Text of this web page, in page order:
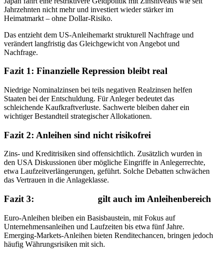
Jahrzehnten nicht mehr und investiert wieder stärker im
Heimatmarkt – ohne Dollar-Risiko.
Das entzieht dem US-Anleihemarkt strukturell Nachfrage und
verändert langfristig das Gleichgewicht von Angebot und
Nachfrage.
Fazit 1: Finanzielle Repression bleibt real
Niedrige Nominalzinsen bei teils negativen Realzinsen helfen
Staaten bei der Entschuldung. Für Anleger bedeutet das
schleichende Kaufkraftverluste. Sachwerte bleiben daher ein
wichtiger Bestandteil strategischer Allokationen.
Fazit 2: Anleihen sind nicht risikofrei
Zins- und Kreditrisiken sind offensichtlich. Zusätzlich wurden in
den USA Diskussionen über mögliche Eingriffe in Anlegerrechte,
etwa Laufzeitverlängerungen, geführt. Solche Debatten schwächen
das Vertrauen in die Anlageklasse.
Fazit 3: gilt auch im Anleihenbereich
Euro-Anleihen bleiben ein Basisbaustein, mit Fokus auf
Unternehmensanleihen und Laufzeiten bis etwa fünf Jahre.
Emerging-Markets-Anleihen bieten Renditechancen, bringen jedoch
häufig Währungsrisiken mit sich.